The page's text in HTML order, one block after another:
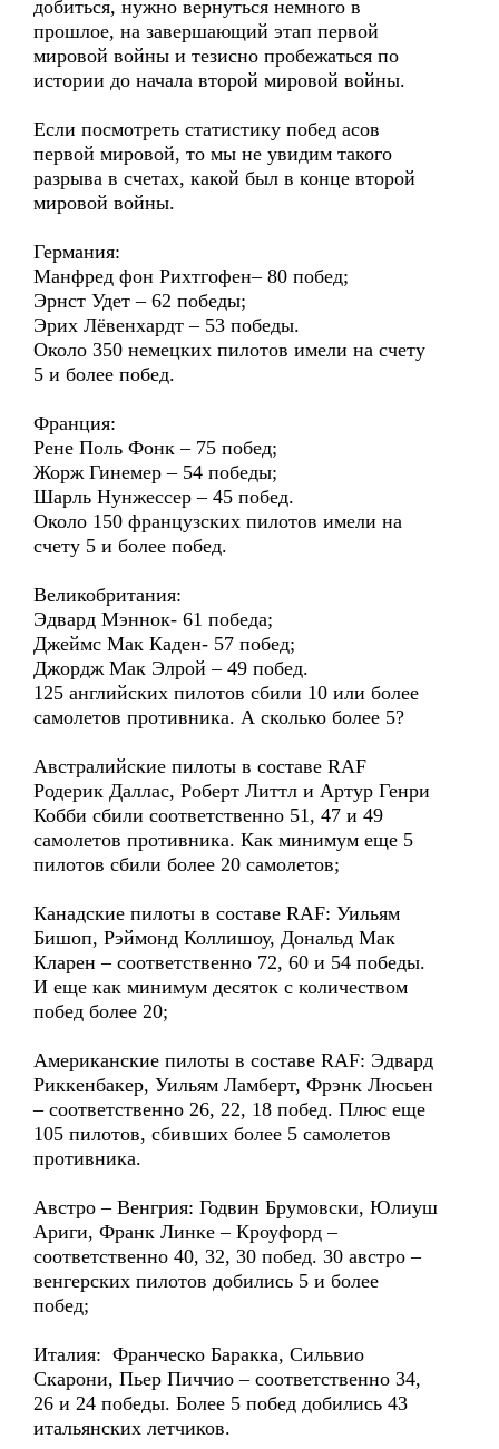
добиться, нужно вернуться немного в
прошлое, на завершающий этап первой
мировой войны и тезисно пробежаться по
истории до начала второй мировой войны.
Если посмотреть статистику побед асов
первой мировой, то мы не увидим такого
разрыва в счетах, какой был в конце второй
мировой войны.
Германия:
Манфред фон Рихтгофен– 80 побед;
Эрнст Удет – 62 победы;
Эрих Лёвенхардт – 53 победы.
Около 350 немецких пилотов имели на счету
5 и более побед.
Франция:
Рене Поль Фонк – 75 побед;
Жорж Гинемер – 54 победы;
Шарль Нунжессер – 45 побед.
Около 150 французских пилотов имели на
счету 5 и более побед.
Великобритания:
Эдвард Мэннок- 61 победа;
Джеймс Мак Каден- 57 побед;
Джордж Мак Элрой – 49 побед.
125 английских пилотов сбили 10 или более
самолетов противника. А сколько более 5?
Австралийские пилоты в составе RAF
Родерик Даллас, Роберт Литтл и Артур Генри
Кобби сбили соответственно 51, 47 и 49
самолетов противника. Как минимум еще 5
пилотов сбили более 20 самолетов;
Канадские пилоты в составе RAF: Уильям
Бишоп, Рэймонд Коллишоу, Дональд Мак
Кларен – соответственно 72, 60 и 54 победы.
И еще как минимум десяток с количеством
побед более 20;
Американские пилоты в составе RAF: Эдвард
Риккенбакер, Уильям Ламберт, Фрэнк Люсьен
– соответственно 26, 22, 18 побед. Плюс еще
105 пилотов, сбивших более 5 самолетов
противника.
Австро – Венгрия: Годвин Брумовски, Юлиуш
Ариги, Франк Линке – Кроуфорд –
соответственно 40, 32, 30 побед. 30 австро –
венгерских пилотов добились 5 и более
побед;
Италия: Франческо Баракка, Сильвио
Скарони, Пьер Пиччио – соответственно 34,
26 и 24 победы. Более 5 побед добились 43
итальянских летчиков.